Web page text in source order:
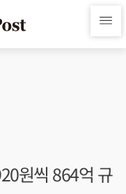
원씩 864억 규